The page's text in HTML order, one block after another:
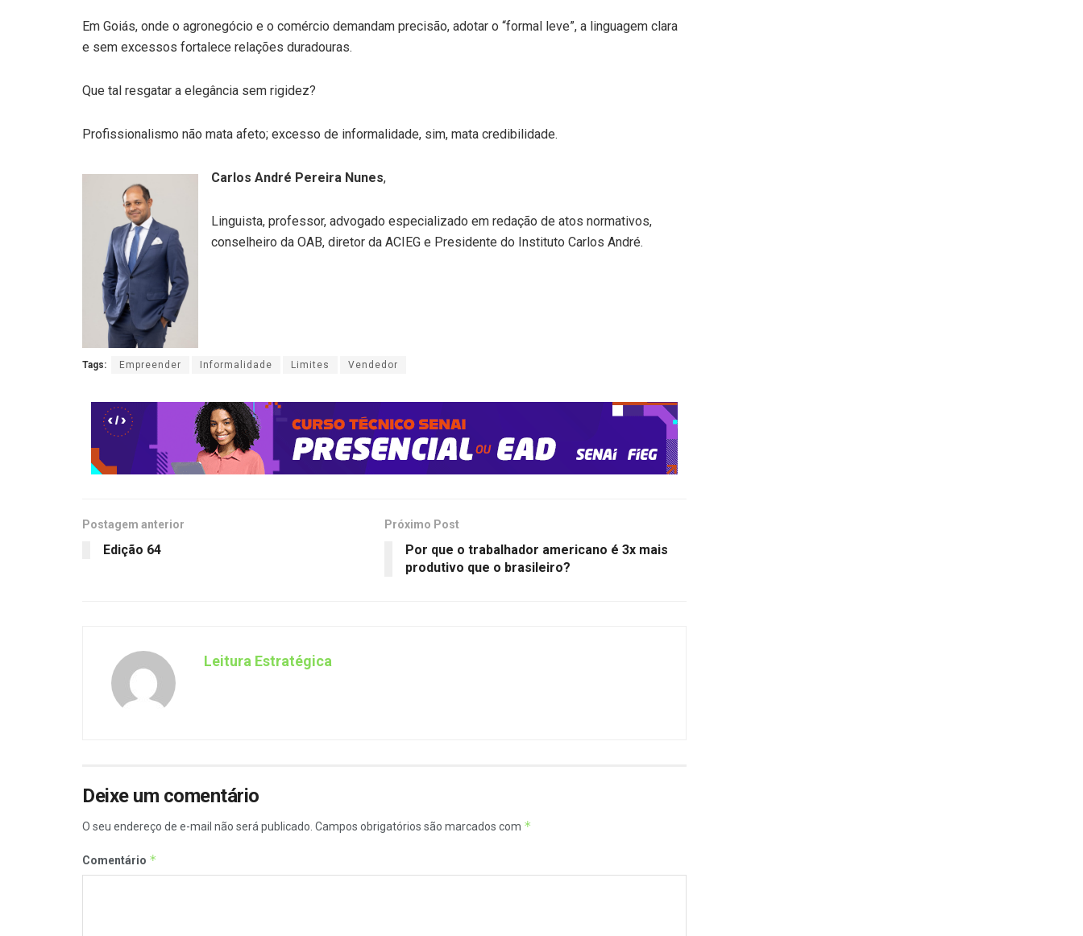
Em Goiás, onde o agronegócio e o comércio demandam precisão, adotar o “formal leve”, a linguagem clara
e sem excessos fortalece relações duradouras.
Que tal resgatar a elegância sem rigidez?
Profissionalismo não mata afeto; excesso de informalidade, sim, mata credibilidade.
Carlos André Pereira Nunes,
Linguista, professor, advogado especializado em redação de atos normativos,
conselheiro da OAB, diretor da ACIEG e Presidente do Instituto Carlos André.
Tags: Empreender Informalidade Limites Vendedor
Postagem anterior
Edição 64
Próximo Post
Por que o trabalhador americano é 3x mais
produtivo que o brasileiro?
Leitura Estratégica
Deixe um comentário
O seu endereço de e-mail não será publicado. Campos obrigatórios são marcados com *
Comentário *